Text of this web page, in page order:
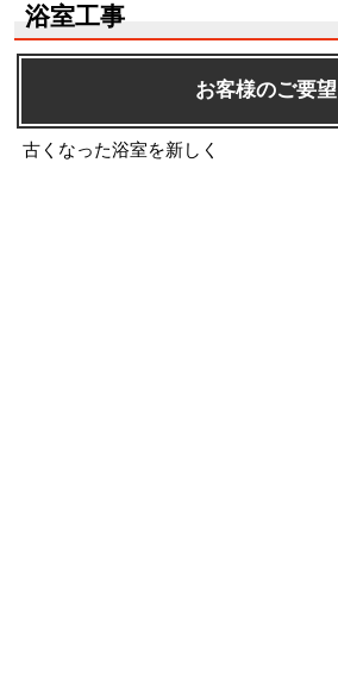
浴室工事
お客様のご要望
古くなった浴室を新しく